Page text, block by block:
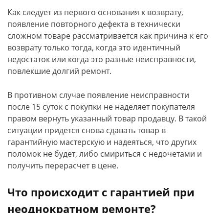
Как следует из первого основания к возврату,
появление повторного дефекта в технически
сложном товаре рассматривается как причина к его
возврату только тогда, когда это идентичный
недостаток или когда это разные неисправности,
повлекшие долгий ремонт.
В противном случае появление неисправности
после 15 суток с покупки не наделяет покупателя
правом вернуть указанный товар продавцу. В такой
ситуации придется снова сдавать товар в
гарантийную мастерскую и надеяться, что других
поломок не будет, либо смириться с недочетами и
получить перерасчет в цене.
Что происходит с гарантией при
неоднократном ремонте?